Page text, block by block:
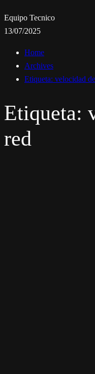
Equipo Tecnico
13/07/2025
Home
Archives
Etiqueta: velocidad
Etiqueta:
red